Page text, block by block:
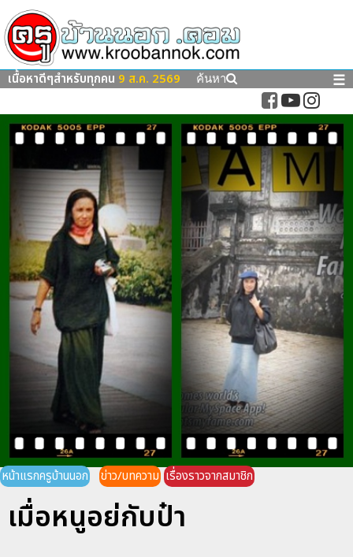
เนื้อหาดีๆสำหรับทุกคน 9 ส.ค. 2569 ค้นหา ☰
หน้าแรกครูบ้านนอก ข่าว/บทความ เรื่องราวจากสมาชิก
เมื่อหนูอย่กับป๋า